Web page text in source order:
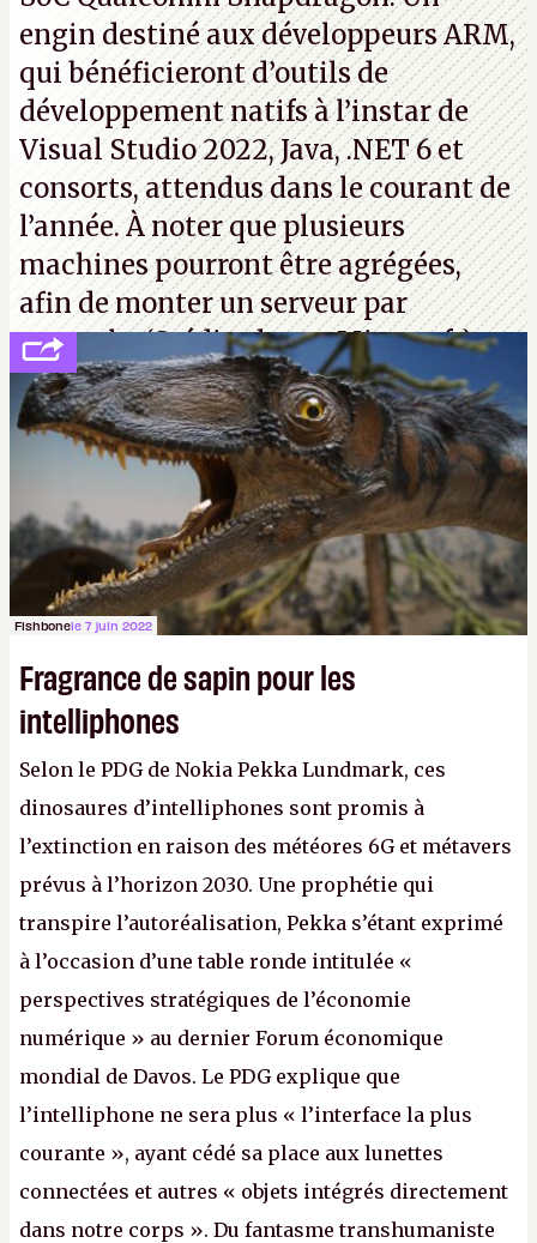
engin destiné aux développeurs ARM,
qui bénéficieront d’outils de
développement natifs à l’instar de
Visual Studio 2022, Java, .NET 6 et
consorts, attendus dans le courant de
l’année. À noter que plusieurs
machines pourront être agrégées,
afin de monter un serveur par
exemple. (Crédit photo : Microsoft)
Fishbonele 7 juin 2022
Fragrance de sapin pour les
intelliphones
Selon le PDG de Nokia Pekka Lundmark, ces
dinosaures d’intelliphones sont promis à
l’extinction en raison des météores 6G et métavers
prévus à l’horizon 2030. Une prophétie qui
transpire l’autoréalisation, Pekka s’étant exprimé
à l’occasion d’une table ronde intitulée «
perspectives stratégiques de l’économie
numérique » au dernier Forum économique
mondial de Davos. Le PDG explique que
l’intelliphone ne sera plus « l’interface la plus
courante », ayant cédé sa place aux lunettes
connectées et autres « objets intégrés directement
dans notre corps ». Du fantasme transhumaniste